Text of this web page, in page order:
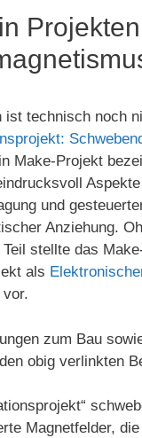
ist technisch noch
Make-Projekt
und
Anziehung.
stellte das
als
zum Bau
obig verlinkten
Magnetfelder,